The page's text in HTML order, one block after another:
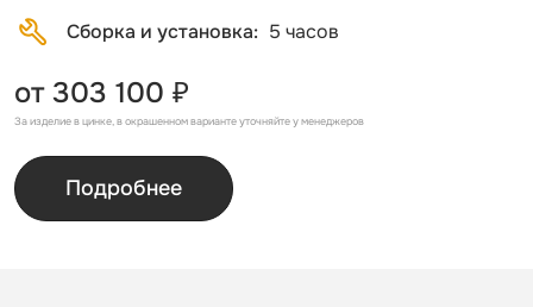
Сборка и установка 5 часов
от 303 100 ₽
За изделие в цинке, в окрашенном варианте уточняйте у менеджеров
Подробнее